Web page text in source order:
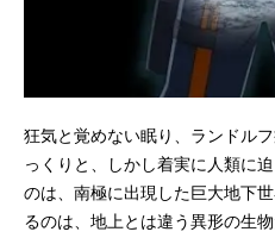
狂気と覚めない眠り、ランドル
っくりと、しかし着実に人類に
のは、南極に出現した巨大地下
るのは、地上とは違う異形の生